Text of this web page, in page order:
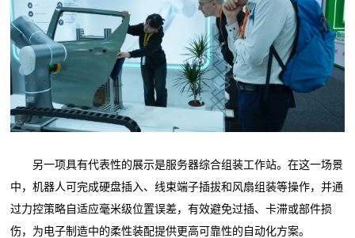
另一项具有代表性的展示是服务器综合组装工作站。在这一场景
中，机器人可完成硬盘插入、线束端子插拔和风扇组装等操作，并通
过力控策略自适应毫米级位置误差，有效避免过插、卡滞或部件损
伤，为电子制造中的柔性装配提供更高可靠性的自动化方案。